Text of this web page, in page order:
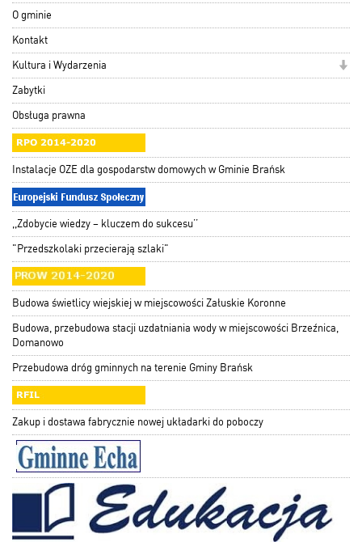
O gminie
Kontakt
Kultura i Wydarzenia
Zabytki
Obsługa prawna
Instalacje OZE dla gospodarstw domowych w Gminie Brańsk
,,Zdobycie wiedzy – kluczem do sukcesu’’
"Przedszkolaki przecierają szlaki"
Budowa świetlicy wiejskiej w miejscowości Załuskie Koronne
Budowa, przebudowa stacji uzdatniania wody w miejscowości Brzeźnica,
Domanowo
Przebudowa dróg gminnych na terenie Gminy Brańsk
Zakup i dostawa fabrycznie nowej układarki do poboczy